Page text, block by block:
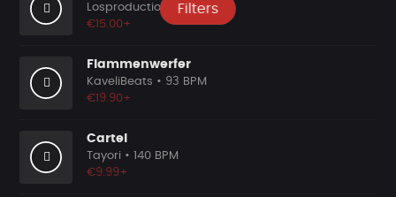
Filters
Losproduction
• 120 BPM
€15.00+
Flammenwerfer
KaveliBeats • 93 BPM
€19.90+
Cartel
Tayori • 140 BPM
€9.99+